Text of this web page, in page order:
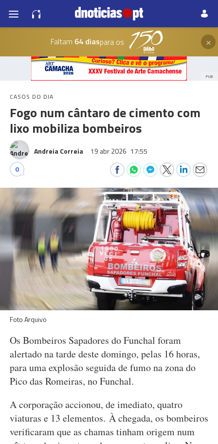
Faltam 64 diaspara os ×
PUB
CASOS DO DIA
Fogo num cântaro de cimento com
lixo mobiliza bombeiros
Andreia Correia 19 abr 2026 17:55
0
Foto Arquivo
Os Bombeiros Sapadores do Funchal foram
alertado na tarde deste domingo, pelas 16 horas,
para uma explosão seguida de fumo na zona do
Pico das Romeiras, no Funchal.
A corporação accionou, de imediato, quatro
viaturas e 13 elementos. À chegada, os bombeiros
verificaram que as chamas tinham origem num